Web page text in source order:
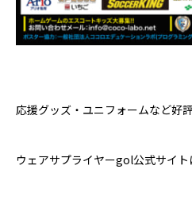
応援グッズ・ユニフォームなど好
ウェアサプライヤーgol公式サイト